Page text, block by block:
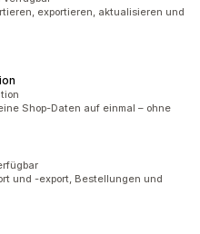
exportieren, aktualisieren und
Shop-Daten auf einmal – ohne
und -export, Bestellungen und